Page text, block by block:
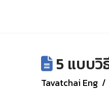
5 แบบวิ
Tavatchai Eng